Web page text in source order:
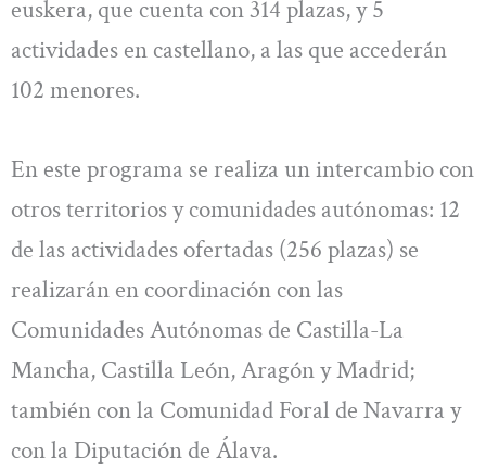
euskera, que cuenta con 314 plazas, y 5
actividades en castellano, a las que accederán
102 menores.
En este programa se realiza un intercambio con
otros territorios y comunidades autónomas: 12
de las actividades ofertadas (256 plazas) se
realizarán en coordinación con las
Comunidades Autónomas de Castilla-La
Mancha, Castilla León, Aragón y Madrid;
también con la Comunidad Foral de Navarra y
con la Diputación de Álava.